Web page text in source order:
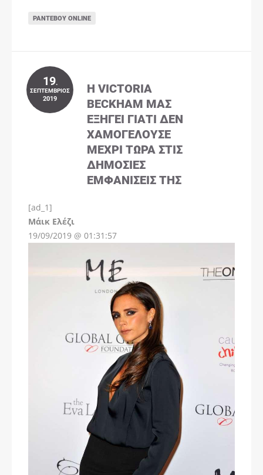
ΡΑΝΤΕΒΟΎ ONLINE
19.
ΣΕΠΤΈΜΒΡΙΟΣ
2019
Η VICTORIA
BECKHAM ΜΑΣ
ΕΞΗΓΕΊ ΓΙΑΤΊ ΔΕΝ
ΧΑΜΟΓΕΛΟΎΣΕ
ΜΈΧΡΙ ΤΏΡΑ ΣΤΙΣ
ΔΗΜΌΣΙΕΣ
ΕΜΦΑΝΊΣΕΙΣ ΤΗΣ
[ad_1]
Μάικ Ελέζι
19/09/2019 @ 01:31:57